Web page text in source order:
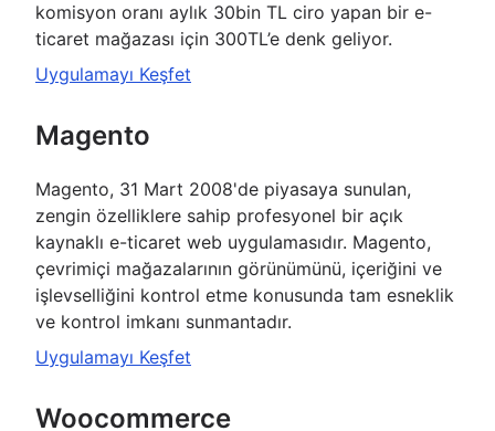
komisyon oranı aylık 30bin TL ciro yapan bir e-
ticaret mağazası için 300TL’e denk geliyor.
Uygulamayı Keşfet
Magento
Magento, 31 Mart 2008'de piyasaya sunulan,
zengin özelliklere sahip profesyonel bir açık
kaynaklı e-ticaret web uygulamasıdır. Magento,
çevrimiçi mağazalarının görünümünü, içeriğini ve
işlevselliğini kontrol etme konusunda tam esneklik
ve kontrol imkanı sunmantadır.
Uygulamayı Keşfet
Woocommerce